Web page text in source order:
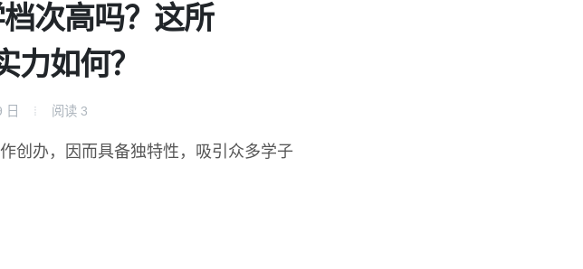
次高吗？这所
力如何？
日 阅读 3
创办，因而具备独特性，吸引众多学子